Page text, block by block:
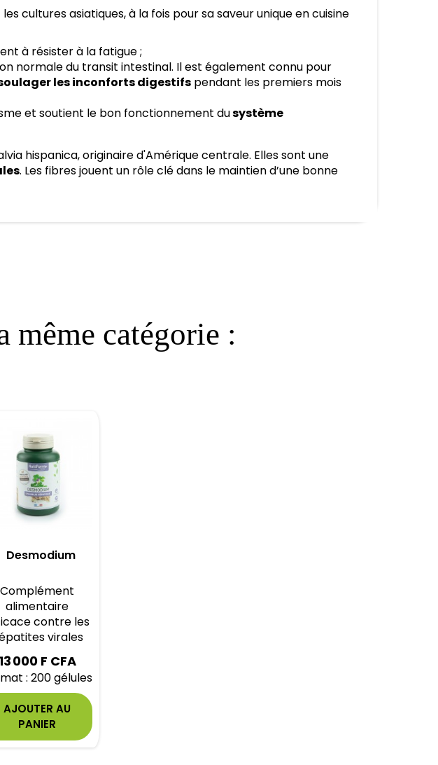
cultures asiatiques, à la fois pour sa saveur unique en cuisine
à résister à la fatigue ;
normale du transit intestinal. Il est également connu pour
les inconforts digestifs pendant les premiers mois
et soutient le bon fonctionnement dusystème
hispanica, originaire d'Amérique centrale. Elles sont une
. Les fibres jouent un rôle clé dans le maintien d’une bonne
même catégorie :
Desmodium
Complément
alimentaire
contre les
virales
13 000 F CFA
: 200 gélules
AJOUTER AU
PANIER